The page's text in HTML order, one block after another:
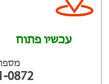
עכשיו פתוח
0872